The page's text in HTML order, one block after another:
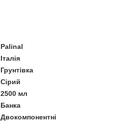
Palinal
Італія
Грунтівка
Сірий
2500 мл
Банка
Двокомпонентні